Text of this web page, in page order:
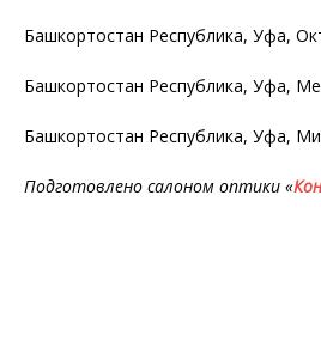
Башкортостан Республика, Уфа,
Башкортостан Республика, Уфа,
Башкортостан Республика, Уфа,
Подготовлено салоном оптики «